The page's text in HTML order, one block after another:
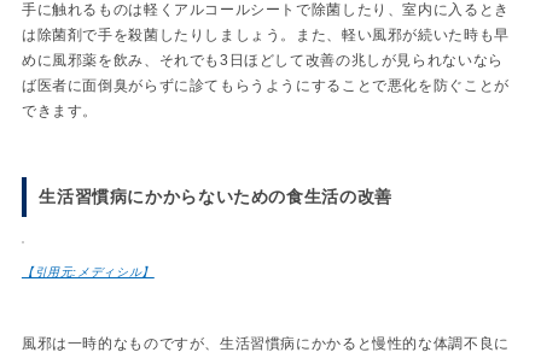
手に触れるものは軽くアルコールシートで除菌したり、室内に入るとき
は除菌剤で手を殺菌したりしましょう。また、軽い風邪が続いた時も早
めに風邪薬を飲み、それでも3日ほどして改善の兆しが見られないなら
ば医者に面倒臭がらずに診てもらうようにすることで悪化を防ぐことが
できます。
生活習慣病にかからないための食生活の改善
【引用元:メディシル】
風邪は一時的なものですが、生活習慣病にかかると慢性的な体調不良に